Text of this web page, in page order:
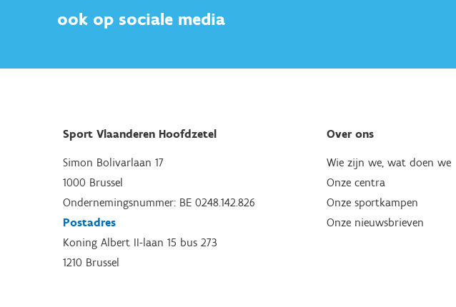
ook op sociale media
Sport Vlaanderen Hoofdzetel
Simon Bolivarlaan 17
1000 Brussel
Ondernemingsnummer: BE 0248.142.826
Postadres
Koning Albert II-laan 15 bus 273
1210 Brussel
Over ons
Wie zijn we, wat doen we
Onze centra
Onze sportkampen
Onze nieuwsbrieven